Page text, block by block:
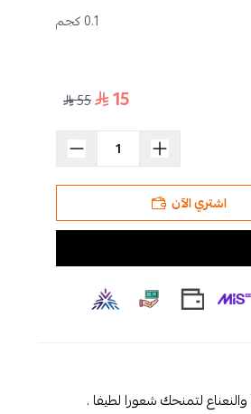
0.1 كجم
15
55
اشتري الآن
لتمنحك شعورا لطيفا .